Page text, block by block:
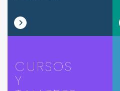
CURSOS
Y